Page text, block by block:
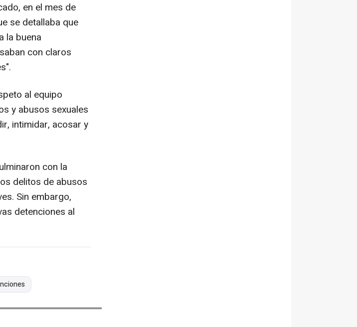
en el mes de
se detallaba que
la buena
con claros
al equipo
y abusos sexuales
intimidar, acosar y
con la
delitos de abusos
Sin embargo,
detenciones al